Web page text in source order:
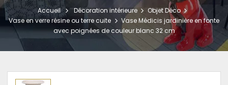
Accueil Décoration intérieure
Objet Déco
Vase en verre résine ou terre cuite
Vase Médicis jardinière en fonte
avec poignées de couleur blanc 32 cm